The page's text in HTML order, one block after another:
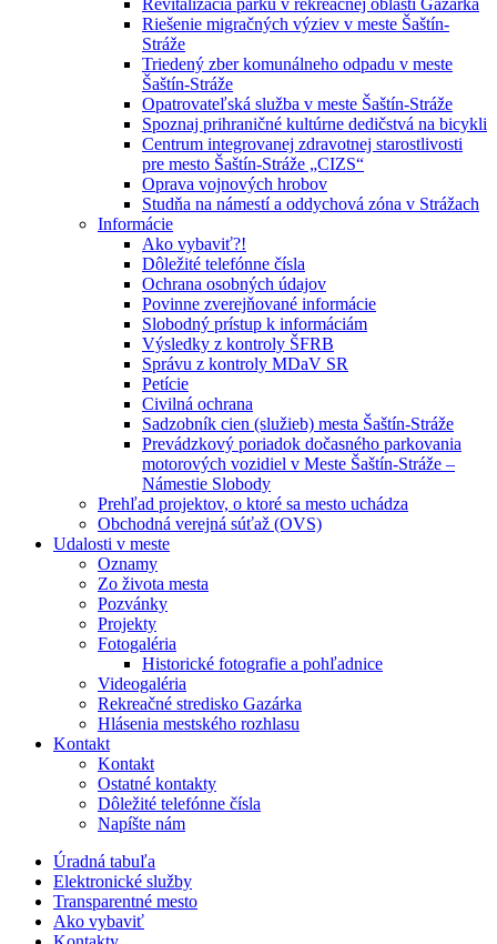
Revitalizácia parku v rekreačnej oblasti Gazárka
Riešenie migračných výziev v meste Šaštín-
Stráže
Triedený zber komunálneho odpadu v meste
Šaštín-Stráže
Opatrovateľská služba v meste Šaštín-Stráže
Spoznaj prihraničné kultúrne dedičstvá na bicykli
Centrum integrovanej zdravotnej starostlivosti
pre mesto Šaštín-Stráže „CIZS“
Oprava vojnových hrobov
Studňa na námestí a oddychová zóna v Strážach
Informácie
Ako vybaviť?!
Dôležité telefónne čísla
Ochrana osobných údajov
Povinne zverejňované informácie
Slobodný prístup k informáciám
Výsledky z kontroly ŠFRB
Správu z kontroly MDaV SR
Petície
Civilná ochrana
Sadzobník cien (služieb) mesta Šaštín-Stráže
Prevádzkový poriadok dočasného parkovania
motorových vozidiel v Meste Šaštín-Stráže –
Námestie Slobody
Prehľad projektov, o ktoré sa mesto uchádza
Obchodná verejná súťaž (OVS)
Udalosti v meste
Oznamy
Zo života mesta
Pozvánky
Projekty
Fotogaléria
Historické fotografie a pohľadnice
Videogaléria
Rekreačné stredisko Gazárka
Hlásenia mestského rozhlasu
Kontakt
Kontakt
Ostatné kontakty
Dôležité telefónne čísla
Napíšte nám
Úradná tabuľa
Elektronické služby
Transparentné mesto
Ako vybaviť